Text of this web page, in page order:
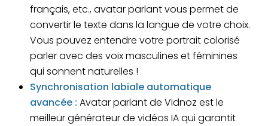
français, etc., avatar parlant vous permet de
convertir le texte dans la langue de votre choix.
Vous pouvez entendre votre portrait colorisé
parler avec des voix masculines et féminines
qui sonnent naturelles !
Synchronisation labiale automatique
avancée : Avatar parlant de Vidnoz est le
meilleur générateur de vidéos IA qui garantit